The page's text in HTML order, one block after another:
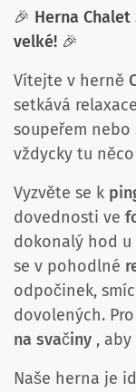
🎉 Herna Chalet
velké! 🎉
Vítejte v herně
setkává
soupeřem
vždycky tu
Vyzvěte se k
dovednosti ve
dokonalý hod u
se v pohodlné
odpočinek,
dovolených.
na svačiny ,
Naše herna je